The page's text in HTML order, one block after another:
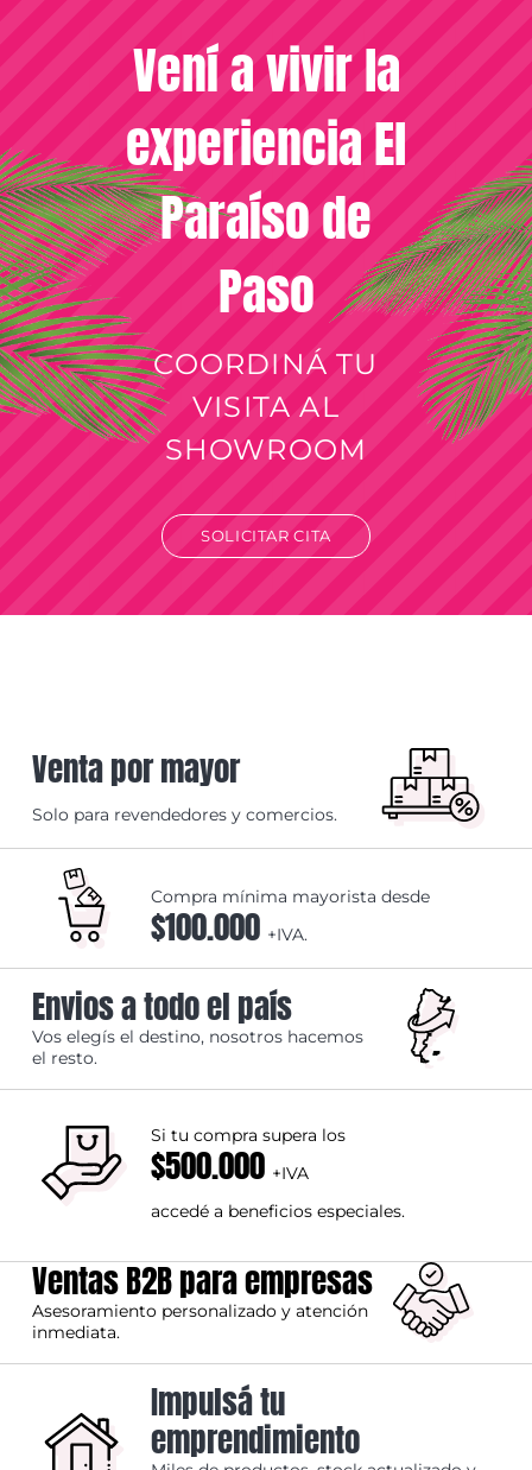
Vení a vivir la
experiencia El
Paraíso de
Paso
COORDINÁ TU
VISITA AL
SHOWROOM
SOLICITAR CITA
Venta por mayor
Solo para revendedores y comercios.
Compra mínima mayorista desde
$100.000 +IVA.
Envios a todo el país
Vos elegís el destino, nosotros hacemos
el resto.
Si tu compra supera los
$500.000 +IVA
accedé a beneficios especiales.
Ventas B2B para empresas
Asesoramiento personalizado y atención
inmediata.
Impulsá tu
emprendimiento